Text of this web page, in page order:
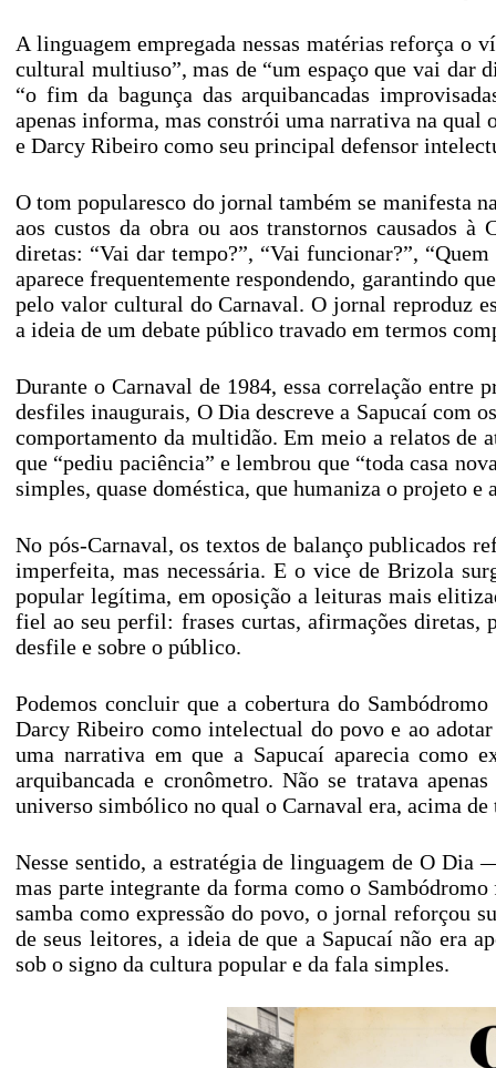
A linguagem empregada nessas matérias reforça o
cultural multiuso”, mas de “um espaço que vai dar
“o fim da bagunça das arquibancadas
apenas informa, mas constrói uma narrativa na qual
e Darcy Ribeiro como seu principal defensor
O tom popularesco do jornal também se manifesta
aos custos da obra ou aos transtornos causados
diretas: “Vai dar tempo?”, “Vai funcionar?”,
aparece frequentemente respondendo, garantindo
pelo valor cultural do Carnaval. O jornal reproduz
a ideia de um debate público travado em termos
Durante o Carnaval de 1984, essa correlação entre
desfiles inaugurais, O Dia descreve a Sapucaí com
comportamento da multidão. Em meio a relatos de
que “pediu paciência” e lembrou que “toda casa
simples, quase doméstica, que humaniza o projeto
No pós-Carnaval, os textos de balanço publicados
imperfeita, mas necessária. E o vice de Brizola
popular legítima, em oposição a leituras mais
fiel ao seu perfil: frases curtas, afirmações diretas,
desfile e sobre o público.
Podemos concluir que a cobertura do
Darcy Ribeiro como intelectual do povo e ao
uma narrativa em que a Sapucaí aparecia como
arquibancada e cronômetro. Não se tratava
universo simbólico no qual o Carnaval era, acima
Nesse sentido, a estratégia de linguagem de O
mas parte integrante da forma como o
samba como expressão do povo, o jornal reforçou
de seus leitores, a ideia de que a Sapucaí não era
sob o signo da cultura popular e da fala simples.